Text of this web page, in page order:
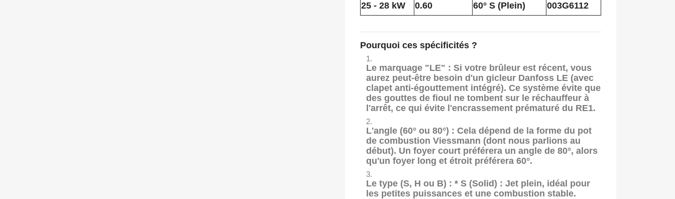
25 - 28 kW
0.60 60° S (Plein) 003G6112
Pourquoi ces spécificités ?
Le marquage "LE" : Si votre brûleur est récent, vous
aurez peut-être besoin d'un gicleur Danfoss LE (avec
clapet anti-égouttement intégré). Ce système évite que
des gouttes de fioul ne tombent sur le réchauffeur à
l'arrêt, ce qui évite l'encrassement prématuré du RE1.
L'angle (60° ou 80°) : Cela dépend de la forme du pot
de combustion Viessmann (dont nous parlions au
début). Un foyer court préférera un angle de 80°, alors
qu'un foyer long et étroit préférera 60°.
Le type (S, H ou B) : * S (Solid) : Jet plein, idéal pour
les petites puissances et une combustion stable.